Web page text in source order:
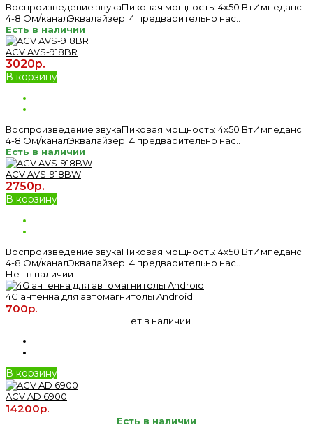
Воспроизведение звукаПиковая мощность: 4х50 ВтИмпеданс:
4-8 Ом/каналЭквалайзер: 4 предварительно нас..
Есть в наличии
ACV AVS-918BR
3020р.
В корзину
Воспроизведение звукаПиковая мощность: 4х50 ВтИмпеданс:
4-8 Ом/каналЭквалайзер: 4 предварительно нас..
Есть в наличии
ACV AVS-918BW
2750р.
В корзину
Воспроизведение звукаПиковая мощность: 4х50 ВтИмпеданс:
4-8 Ом/каналЭквалайзер: 4 предварительно нас..
Нет в наличии
4G антенна для автомагнитолы Android
700р.
Нет в наличии
В корзину
ACV AD 6900
14200р.
Есть в наличии